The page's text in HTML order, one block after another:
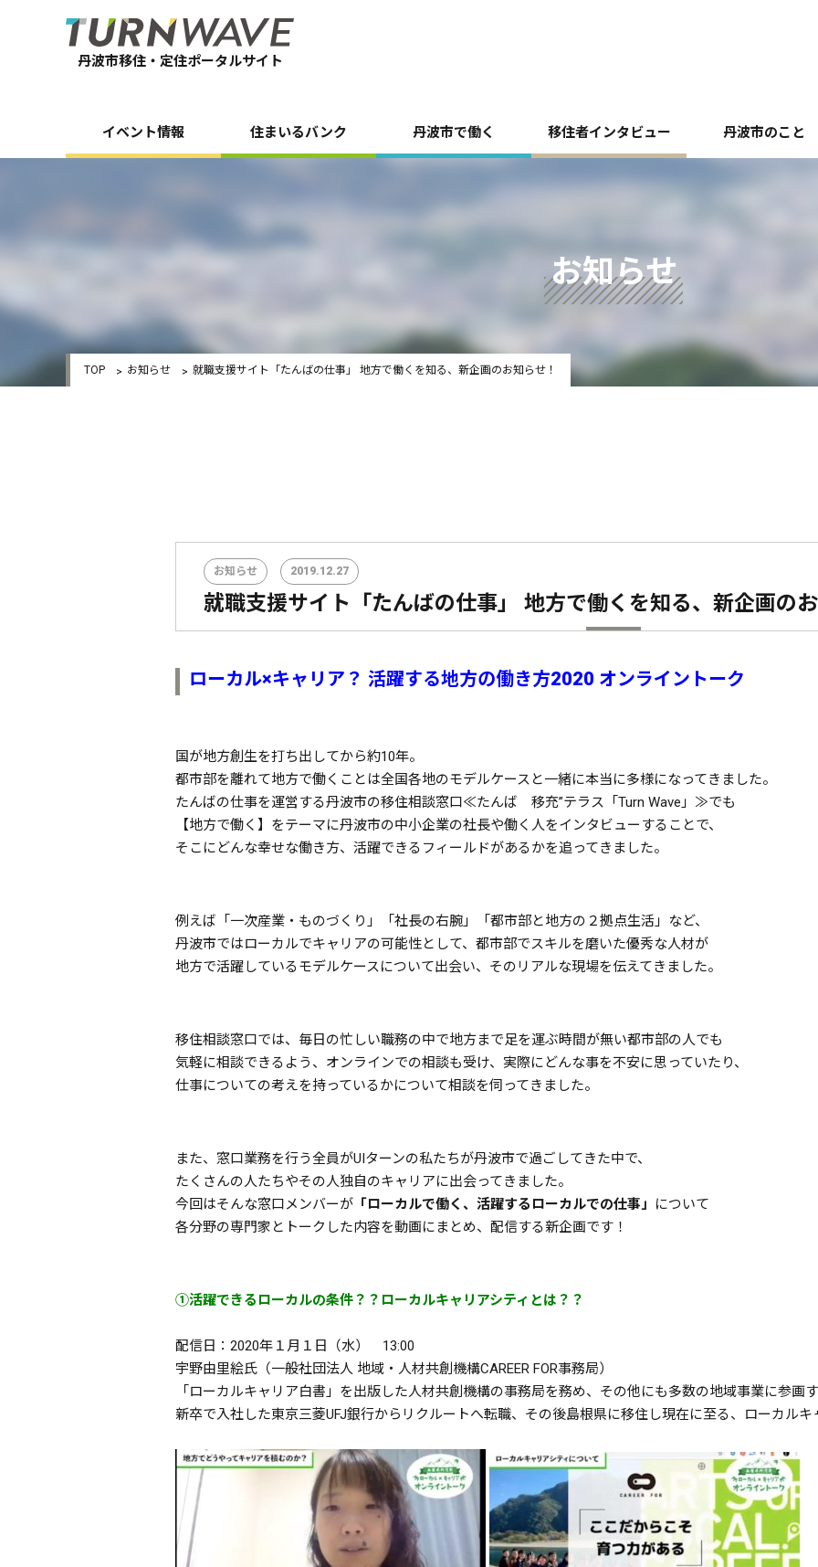
丹波市移住・定住ポータルサイト
イベント情報 住まいるバンク 丹波市で働く 移住者インタビュー 丹波市のこと
お知らせ
TOP お知らせ 就職支援サイト「たんばの仕事」 地方で働くを知る、新企画のお知らせ！
お知らせ 2019.12.27
就職支援サイト「たんばの仕事」 地方で働くを知る、新企画のお
ローカル×キャリア？ 活躍する地方の働き方2020 オンライントーク
国が地方創生を打ち出してから約10年。
都市部を離れて地方で働くことは全国各地のモデルケースと一緒に本当に多様になってきました。
たんばの仕事を運営する丹波市の移住相談窓口≪たんば 移充”テラス「Turn Wave」≫でも
【地方で働く】をテーマに丹波市の中小企業の社長や働く人をインタビューすることで、
そこにどんな幸せな働き方、活躍できるフィールドがあるかを追ってきました。
例えば「一次産業・ものづくり」「社長の右腕」「都市部と地方の２拠点生活」など、
丹波市ではローカルでキャリアの可能性として、都市部でスキルを磨いた優秀な人材が
地方で活躍しているモデルケースについて出会い、そのリアルな現場を伝えてきました。
移住相談窓口では、毎日の忙しい職務の中で地方まで足を運ぶ時間が無い都市部の人でも
気軽に相談できるよう、オンラインでの相談も受け、実際にどんな事を不安に思っていたり、
仕事についての考えを持っているかについて相談を伺ってきました。
また、窓口業務を行う全員がUIターンの私たちが丹波市で過ごしてきた中で、
たくさんの人たちやその人独自のキャリアに出会ってきました。
今回はそんな窓口メンバーが 「ローカルで働く、活躍するローカルでの仕事」
について
各分野の専門家とトークした内容を動画にまとめ、配信する新企画です！
①活躍できるローカルの条件？？ローカルキャリアシティとは？？
配信日：2020年１月１日（水） 13:00
宇野由里絵氏（一般社団法人 地域・人材共創機構CAREER FOR事務局）
「ローカルキャリア白書」を出版した人材共創機構の事務局を務め、その他にも多数の地域事業に参画す
新卒で入社した東京三菱UFJ銀行からリクルートへ転職、その後島根県に移住し現在に至る、ローカルキ